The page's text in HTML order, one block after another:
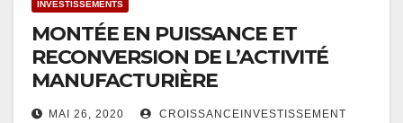
INVESTISSEMENTS
MONTÉE EN PUISSANCE ET
RECONVERSION DE L’ACTIVITÉ
MANUFACTURIÈRE
MAI 26, 2020 CROISSANCEINVESTISSEMENT